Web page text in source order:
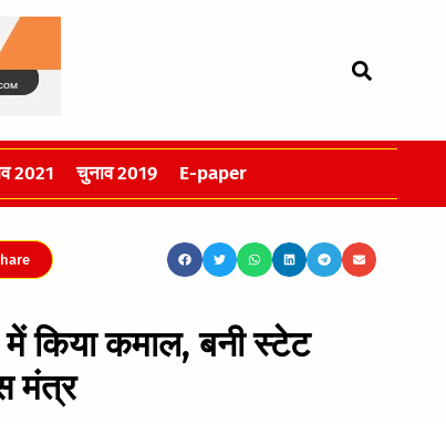
2021 चुनाव 2019 E-paper
किया कमाल, बनी स्टेट
मंत्र